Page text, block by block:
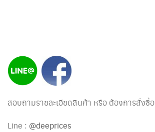
สอบถามรายละเอียดสินค้า หรือ ต้องการสั่งซื้อ
Line : @deeprices